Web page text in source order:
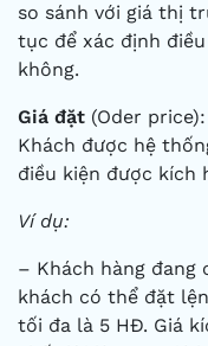
so sánh với giá thị
tục để xác định
không.
Giá đặt (Oder
Khách được hệ
điều kiện được kích
Ví dụ:
– Khách hàng đang
khách có thể đặt
tối đa là 5 HĐ. Giá